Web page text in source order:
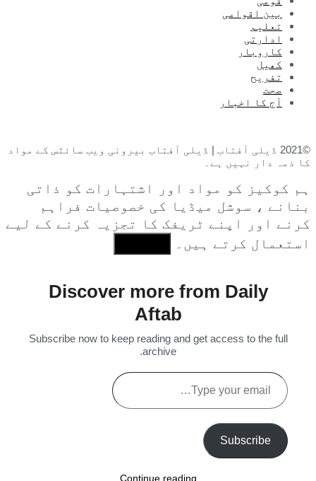
بین اقوامی
تعلیم
ادارتی
کاروبار
کھیل
تفریح
صحت
آج کا اخبار
©2021 ڈیلی آفتاب | ڈیلی آفتاب بیرونی ویب سائٹس کے مواد
کا ذمہ دار نہیں ہے۔
ہم کوکیز کو مواد اور اشتہارات کو ذاتی
بنانے ، سوشل میڈیا کی خصوصیات فراہم
کرنے اور اپنے ٹریفک کا تجزیہ کرنے کے لیے
استعمال کرتے ہیں۔
Discover more from Daily
Aftab
Subscribe now to keep reading and get access to the full
archive.
Type
your
Subscribe
Continue reading